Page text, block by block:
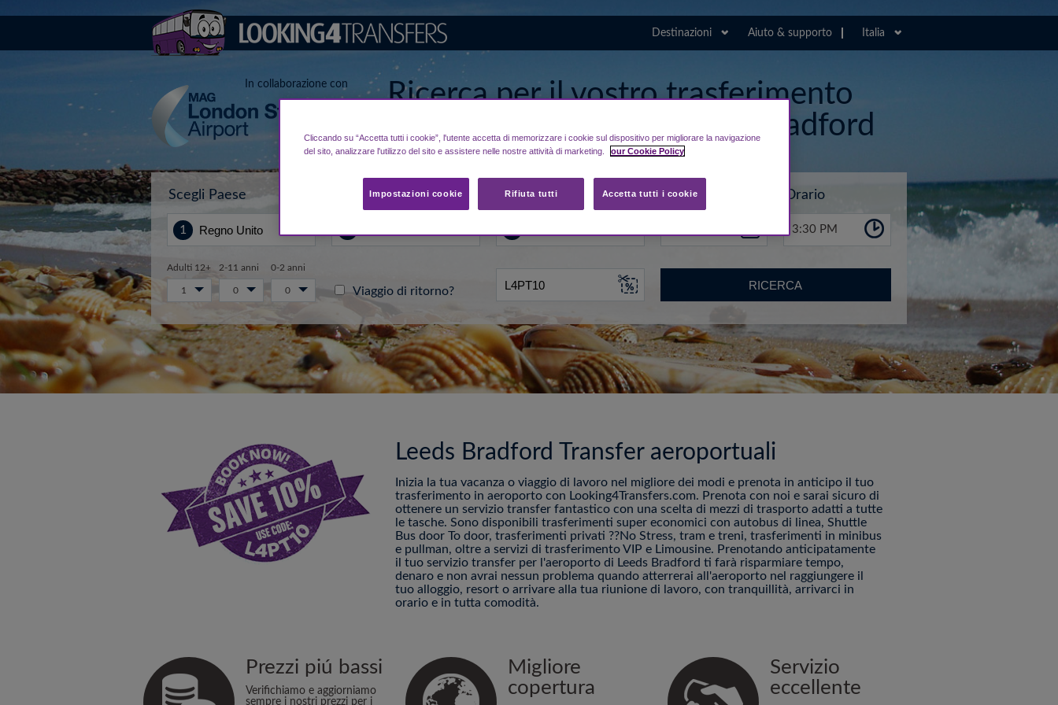
Destinazioni Aiuto & supporto Italia
In collaborazione con
Ricerca per il vostro trasferimento
da/per aeroporto di Leeds Bradford
Scegli Paese A Data Orario
3:30 PM
Adulti 12+ 2-11 anni 0-2 anni
1 0 0 Viaggio di ritorno? RICERCA
Leeds Bradford Transfer aeroportuali
Inizia la tua vacanza o viaggio di lavoro nel migliore dei modi e prenota in anticipo il tuo
trasferimento in aeroporto con Looking4Transfers.com. Prenota con noi e sarai sicuro di
ottenere un servizio transfer fantastico con una scelta di mezzi di trasporto adatti a tutte
le tasche. Sono disponibili trasferimenti super economici con autobus di linea, Shuttle
Bus door To door, trasferimenti privati ??No Stress, tram e treni, trasferimenti in minibus
e pullman, oltre a servizi di trasferimento VIP e Limousine. Prenotando anticipatamente
il tuo servizio transfer per l'aeroporto di Leeds Bradford ti farà risparmiare tempo,
denaro e non avrai nessun problema quando atterrerai all'aeroporto nel raggiungere il
tuo alloggio, resort o arrivare alla tua riunione di lavoro, con tranquillità, arrivarci in
orario e in tutta comodità.
Prezzi piú bassi
Verifichiamo e aggiorniamo
sempre i nostri prezzi per i
Migliore
copertura
Servizio
eccellente
Cliccando su “Accetta tutti i cookie”, l'utente accetta di memorizzare i cookie sul dispositivo per migliorare la navigazione
del sito, analizzare l'utilizzo del sito e assistere nelle nostre attività di marketing.
our Cookie Policy
Rifiuta tutti Accetta tutti i cookie
Impostazioni cookie